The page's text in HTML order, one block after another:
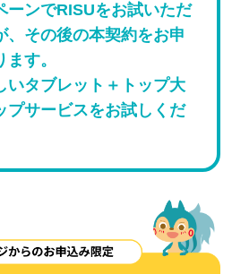
ーンでRISUをお試いただ
、その後の本契約をお申
す。
いタブレット＋トップ大
プサービスをお試しくだ